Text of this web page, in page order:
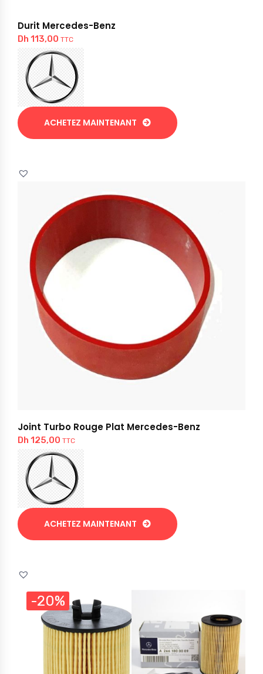
Durit Mercedes-Benz
Dh 113,00 TTC
ACHETEZ MAINTENANT
Joint Turbo Rouge Plat Mercedes-Benz
Dh 125,00 TTC
ACHETEZ MAINTENANT
-20%